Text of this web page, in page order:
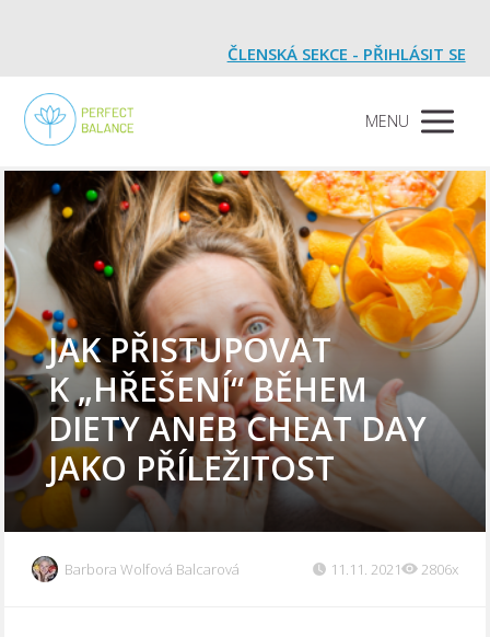
ČLENSKÁ SEKCE - PŘIHLÁSIT SE
MENU
JAK PŘISTUPOVAT
K „HŘEŠENÍ“ BĚHEM
DIETY ANEB CHEAT DAY
JAKO PŘÍLEŽITOST
Barbora Wolfová Balcarová 11.11. 2021 2806x